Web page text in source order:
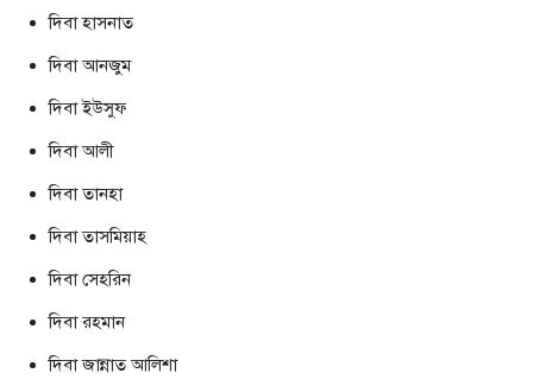
দিবা হাসনাত
দিবা আনজুম
দিবা ইউসুফ
দিবা আলী
দিবা তানহা
দিবা তাসমিয়াহ
দিবা সেহরিন
দিবা রহমান
দিবা জান্নাত আলিশা